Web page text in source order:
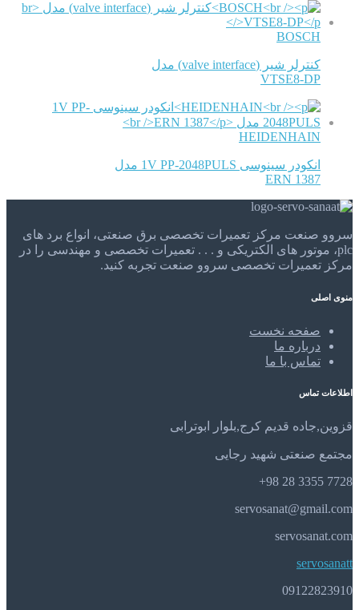
BOSCH
کنترلر شیر (valve interface) مدل
VTSE8-DP
HEIDENHAIN
انکودر سینوسی 1V PP-2048PULS مدل
ERN 1387
سروو صنعت مرکز تعمیرات تخصصی برق صنعتی، انواع برد های
plc، موتور های الکتریکی و . . . تعمیرات تخصصی و مهندسی را در
مرکز تعمیرات تخصصی سروو صنعت تجربه کنید.
منوی اصلی
صفحه نخست
درباره ما
تماس با ما
اطلاعات تماس
قزوین,جاده قدیم کرج,بلوار ابوترابی
مجتمع صنعتی شهید رجایی
7728 3355 28 98+
servosanat@gmail.com
servosanat.com
servosanatt
09122823910